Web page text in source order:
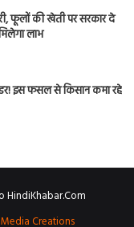
फूलों की खेती पर सरकार दे
लाभ
इस फसल से किसान कमा रहे
HindiKhabar.Com
Creations